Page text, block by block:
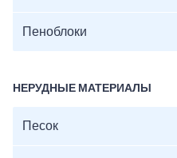
Пеноблоки
НЕРУДНЫЕ МАТЕРИАЛЫ
Песок